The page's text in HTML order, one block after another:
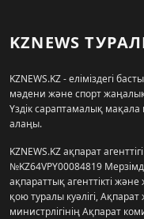
KZNEWS
KZNEWS.KZ - еліміздегі
мәдени және спорт
Үздік сараптамалық
алаңы.
KZNEWS.KZ ақпарат
№KZ64VPY00084819
ақпараттық агенттікті
қою туралы куәлігі,
министрлігінің Ақпарат